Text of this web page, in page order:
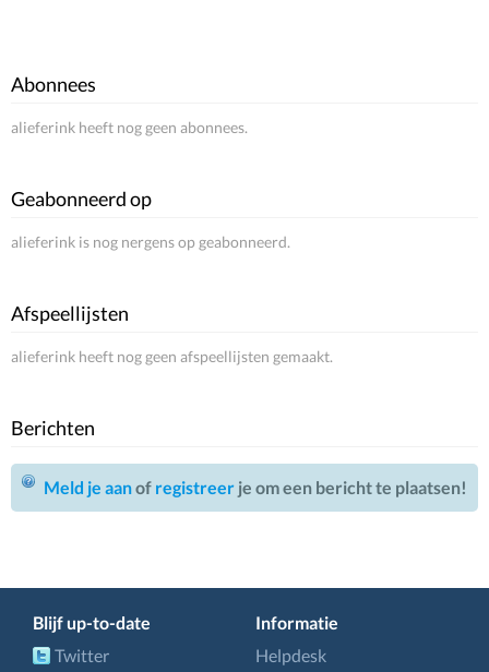
Abonnees
alieferink heeft nog geen abonnees.
Geabonneerd op
alieferink is nog nergens op geabonneerd.
Afspeellijsten
alieferink heeft nog geen afspeellijsten gemaakt.
Berichten
Meld je aanof registreer je om een bericht te plaatsen!
Blijf up-to-date
Twitter
Informatie
Helpdesk